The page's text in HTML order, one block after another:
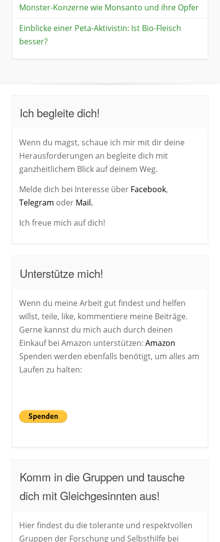
Monster-Konzerne wie Monsanto und ihre Opfer
Einblicke einer Peta-Aktivistin: Ist Bio-Fleisch
besser?
Ich begleite dich!
Wenn du magst, schaue ich mir mit dir deine
Herausforderungen an begleite dich mit
ganzheitlichem Blick auf deinem Weg.
Melde dich bei Interesse über Facebook,
Telegram oder Mail.
Ich freue mich auf dich!
Unterstütze mich!
Wenn du meine Arbeit gut findest und helfen
willst, teile, like, kommentiere meine Beiträge.
Gerne kannst du mich auch durch deinen
Einkauf bei Amazon unterstützen: Amazon
Spenden werden ebenfalls benötigt, um alles am
Laufen zu halten:
Komm in die Gruppen und tausche
dich mit Gleichgesinnten aus!
Hier findest du die tolerante und respektvollen
Gruppen der Forschung und Selbsthilfe bei